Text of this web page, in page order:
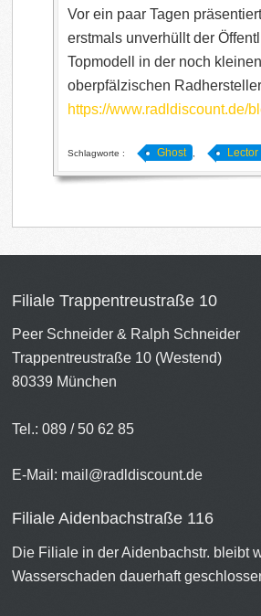
Vor ein paar Tagen
erstmals unverhüllt der
Topmodell in der noch
oberpfälzischen
https://www.radldiscount.de/
Schlagworte : Ghost , Lector
Filiale Trappentreustraße 10
Peer Schneider & Ralph Schneider
Trappentreustraße 10 (Westend)
80339 München
Tel.: 089 / 50 62 85
E-Mail: mail@radldiscount.de
Filiale Aidenbachstraße 116
Die Filiale in der Aidenbachstr. bleibt
Wasserschaden dauerhaft